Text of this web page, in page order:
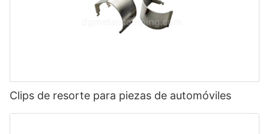
Clips de resorte para piezas de automóviles